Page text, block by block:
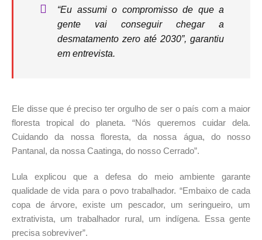
“Eu assumi o compromisso de que a
gente vai conseguir chegar a
desmatamento zero até 2030”, garantiu
em entrevista.
Ele disse que é preciso ter orgulho de ser o país com a maior
floresta tropical do planeta. “Nós queremos cuidar dela.
Cuidando da nossa floresta, da nossa água, do nosso
Pantanal, da nossa Caatinga, do nosso Cerrado”.
Lula explicou que a defesa do meio ambiente garante
qualidade de vida para o povo trabalhador. “Embaixo de cada
copa de árvore, existe um pescador, um seringueiro, um
extrativista, um trabalhador rural, um indígena. Essa gente
precisa sobreviver”.